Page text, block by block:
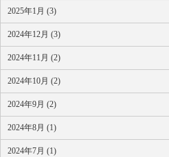
2025年1月 (3)
2024年12月 (3)
2024年11月 (2)
2024年10月 (2)
2024年9月 (2)
2024年8月 (1)
2024年7月 (1)